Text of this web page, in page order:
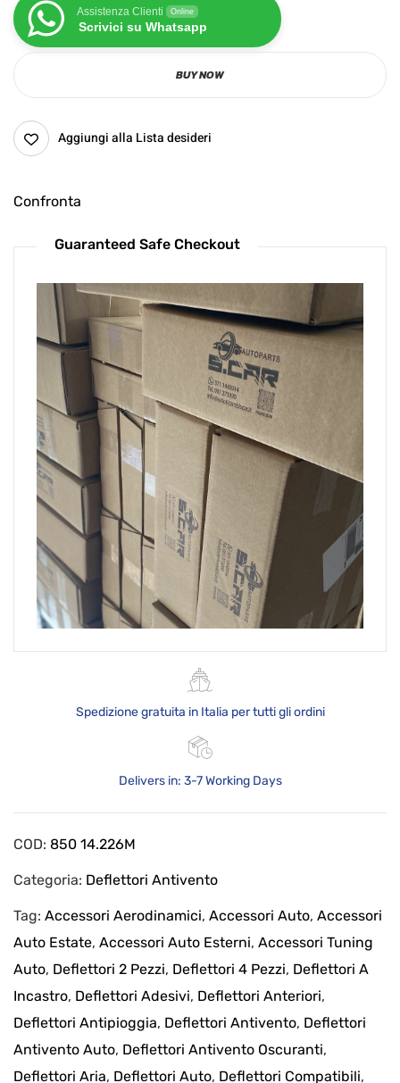
Assistenza Clienti Online
Scrivici su Whatsapp
BUY NOW
Aggiungi alla Lista desideri
Confronta
Guaranteed Safe Checkout
Spedizione gratuita in Italia per tutti gli ordini
Delivers in: 3-7 Working Days
COD: 850 14.226M
Categoria: Deflettori Antivento
Tag: Accessori Aerodinamici, Accessori Auto, Accessori
Auto Estate, Accessori Auto Esterni, Accessori Tuning
Auto, Deflettori 2 Pezzi, Deflettori 4 Pezzi, Deflettori A
Incastro, Deflettori Adesivi, Deflettori Anteriori,
Deflettori Antipioggia, Deflettori Antivento, Deflettori
Antivento Auto, Deflettori Antivento Oscuranti,
Deflettori Aria, Deflettori Auto, Deflettori Compatibili,